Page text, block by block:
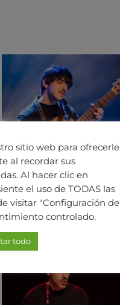
sitio web para ofrecerle
al recordar sus
Al hacer clic en
el uso de TODAS las
visitar "Configuración de
controlado.
todo